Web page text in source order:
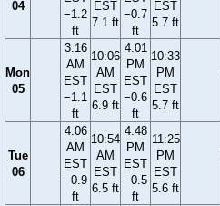
04
−1.2
ft
EST
7.1 ft
−0.7
ft
EST
5.7 ft
Mon
05
3:16
AM
EST
−1.1
ft
10:06
AM
EST
6.9 ft
4:01
PM
EST
−0.6
ft
10:33
PM
EST
5.7 ft
Tue
06
4:06
AM
EST
−0.9
ft
10:54
AM
EST
6.5 ft
4:48
PM
EST
−0.5
ft
11:25
PM
EST
5.6 ft